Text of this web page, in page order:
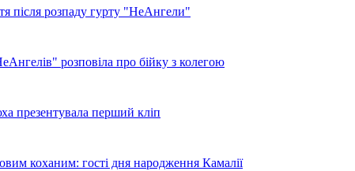
після розпаду гурту "НеАнгели"
розповіла про бійку з колегою
презентувала перший кліп
коханим: гості дня народження Камалії